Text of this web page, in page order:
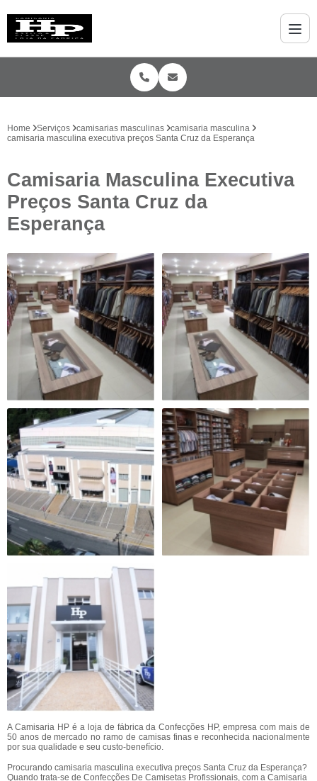
Home Serviços camisarias masculinas
camisaria masculina
camisaria masculina executiva preços Santa Cruz da Esperança
Camisaria Masculina Executiva
Preços Santa Cruz da
Esperança
A Camisaria HP é a loja de fábrica da Confecções HP, empresa com mais de
50 anos de mercado no ramo de camisas finas e reconhecida nacionalmente
por sua qualidade e seu custo-benefício.
Procurando camisaria masculina executiva preços Santa Cruz da Esperança?
Quando trata-se de Confecções De Camisetas Profissionais, com a Camisaria